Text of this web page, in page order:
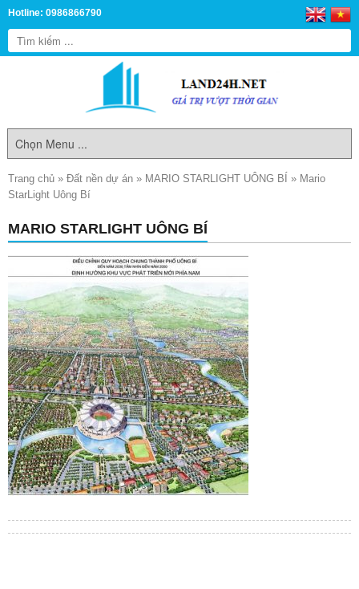
Hotline: 0986866790
Trang chủ » Đất nền dự án » MARIO STARLIGHT UÔNG BÍ » Mario
StarLight Uông Bí
MARIO STARLIGHT UÔNG BÍ